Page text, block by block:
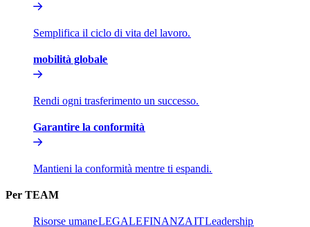
Semplifica il ciclo di vita del lavoro.​​
mobilità globale​​
Rendi ogni trasferimento un successo.​​
Garantire la conformità​​
Mantieni la conformità mentre ti espandi.​​
Per TEAM​​
Risorse umane​​LEGALE​​FINANZA​​IT​​Leadership​​